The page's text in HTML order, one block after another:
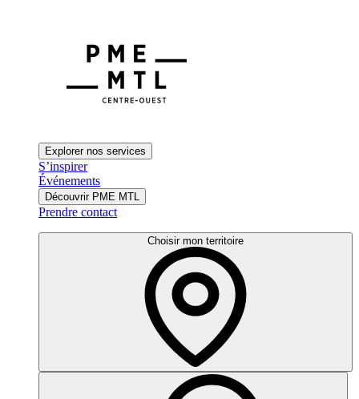
Explorer nos services
S’inspirer
Événements
Découvrir PME MTL
Prendre contact
Choisir mon territoire